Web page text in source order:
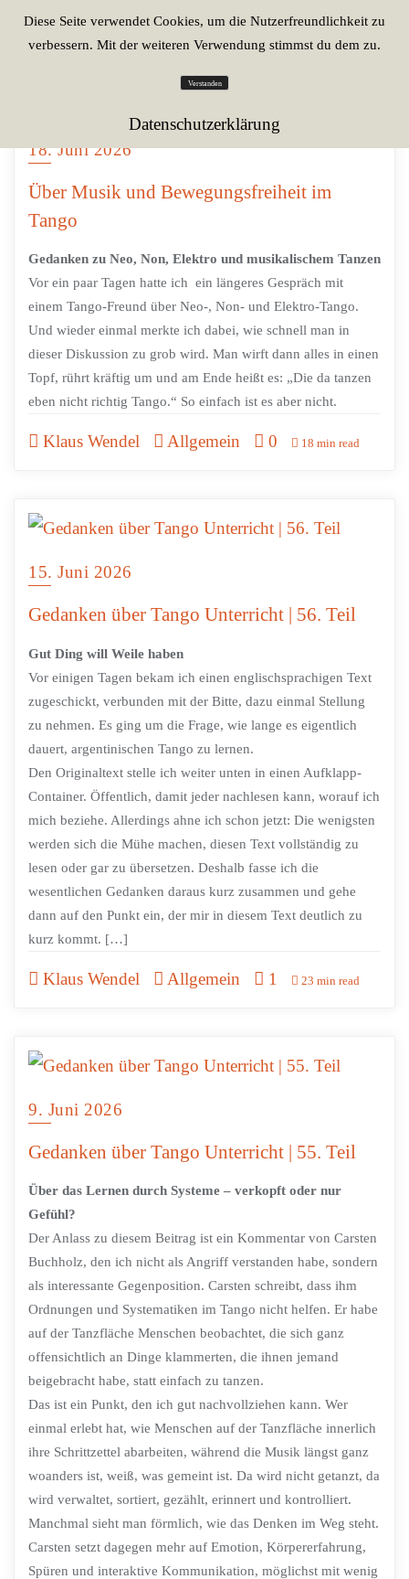
18. Juni 2026
Über Musik und Bewegungsfreiheit im
Tango
Gedanken zu Neo, Non, Elektro und musikalischem Tanzen
Vor ein paar Tagen hatte ich ein längeres Gespräch mit
einem Tango-Freund über Neo-, Non- und Elektro-Tango.
Und wieder einmal merkte ich dabei, wie schnell man in
dieser Diskussion zu grob wird. Man wirft dann alles in einen
Topf, rührt kräftig um und am Ende heißt es: „Die da tanzen
eben nicht richtig Tango.“ So einfach ist es aber nicht.
Klaus Wendel Allgemein 0 18 min read
15. Juni 2026
Gedanken über Tango Unterricht | 56. Teil
Gut Ding will Weile haben
Vor einigen Tagen bekam ich einen englischsprachigen Text
zugeschickt, verbunden mit der Bitte, dazu einmal Stellung
zu nehmen. Es ging um die Frage, wie lange es eigentlich
dauert, argentinischen Tango zu lernen.
Den Originaltext stelle ich weiter unten in einen Aufklapp-
Container. Öffentlich, damit jeder nachlesen kann, worauf ich
mich beziehe. Allerdings ahne ich schon jetzt: Die wenigsten
werden sich die Mühe machen, diesen Text vollständig zu
lesen oder gar zu übersetzen. Deshalb fasse ich die
wesentlichen Gedanken daraus kurz zusammen und gehe
dann auf den Punkt ein, der mir in diesem Text deutlich zu
kurz kommt. […]
Klaus Wendel Allgemein 1 23 min read
9. Juni 2026
Gedanken über Tango Unterricht | 55. Teil
Über das Lernen durch Systeme – verkopft oder nur
Gefühl?
Der Anlass zu diesem Beitrag ist ein Kommentar von Carsten
Buchholz, den ich nicht als Angriff verstanden habe, sondern
als interessante Gegenposition. Carsten schreibt, dass ihm
Ordnungen und Systematiken im Tango nicht helfen. Er habe
auf der Tanzfläche Menschen beobachtet, die sich ganz
offensichtlich an Dinge klammerten, die ihnen jemand
beigebracht habe, statt einfach zu tanzen.
Das ist ein Punkt, den ich gut nachvollziehen kann. Wer
einmal erlebt hat, wie Menschen auf der Tanzfläche innerlich
ihre Schrittzettel abarbeiten, während die Musik längst ganz
woanders ist, weiß, was gemeint ist. Da wird nicht getanzt, da
wird verwaltet, sortiert, gezählt, erinnert und kontrolliert.
Manchmal sieht man förmlich, wie das Denken im Weg steht.
Carsten setzt dagegen mehr auf Emotion, Körpererfahrung,
Spüren und interaktive Kommunikation, möglichst mit wenig
Diese Seite verwendet Cookies, um die Nutzerfreundlichkeit zu
verbessern. Mit der weiteren Verwendung stimmst du dem zu.
Verstanden
Datenschutzerklärung